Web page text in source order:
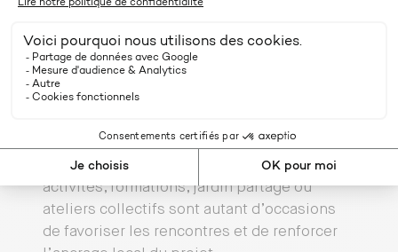
développe des lieux de vie plus humains,
fondés sur la dignité, la liberté et la
participation des personnes fragilisées.
A Thomery, cette ambition se traduit par
l’ouverture sur le territoire et la création de
liens intergénérationnels. Café associatif,
activités, formations, jardin partagé ou
ateliers collectifs sont autant d’occasions
de favoriser les rencontres et de renforcer